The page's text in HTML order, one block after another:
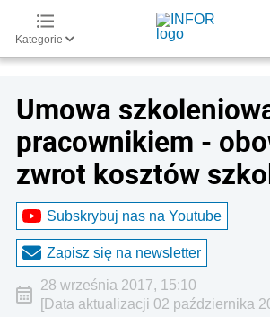
Kategorie
Umowa
pracownikiem -
zwrot kosztów
Subskrybuj nas na Youtube
Zapisz się na newsletter
28 września 2017, 15:10
[Data aktualizacji 02 października